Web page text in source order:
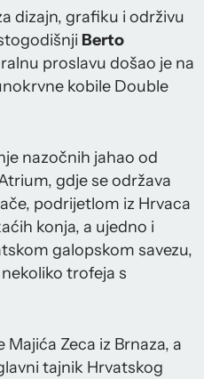
dizajn, grafiku i održivu
Berto
proslavu došao je na
kobile Double
nazočnih jahao od
gdje se održava
podrijetlom iz Hrvaca
konja, a ujedno i
galopskom savezu,
trofeja s
Majića Zeca iz Brnaza, a
tajnik Hrvatskog